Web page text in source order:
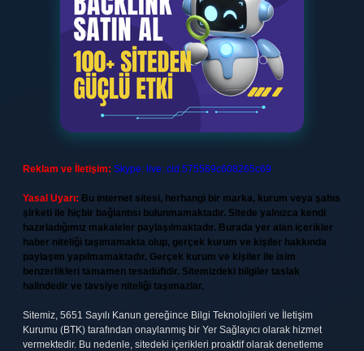
Reklam ve İletişim: Skype: live:.cid.575569c608265c69
Yasal Uyarı: Bu internet sitesi, herhangi bir marka, kurum veya şahıs
şirketi ile hiçbir bağlantısı bulunmamaktadır. Sitede yalnızca kendi
hazırladığımız makaleler paylaşılmaktadır. Burada yer alan içerikler
haber niteliği taşımamakta olup, gerçek kurum ve kişiler hakkında
paylaşım yapılmamaktadır. Gerçek kurum ve kişiler ile isim
benzerlikleri tamamen tesadüfidir. Sitemizdeki bilgiler taslak
halindedir ve tavsiye niteliği taşımazlar.
Sitemiz, 5651 Sayılı Kanun gereğince Bilgi Teknolojileri ve İletişim
Kurumu (BTK) tarafından onaylanmış bir Yer Sağlayıcı olarak hizmet
vermektedir. Bu nedenle, sitedeki içerikleri proaktif olarak denetleme